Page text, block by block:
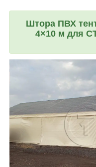
Штора ПВХ
4×10 м для